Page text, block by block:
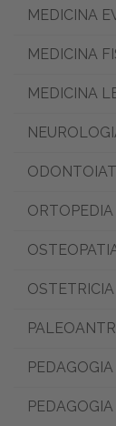
MEDICINA
MEDICINA
MEDICINA
ORTOPEDIA
OSTETRICIA
PEDAGOGIA